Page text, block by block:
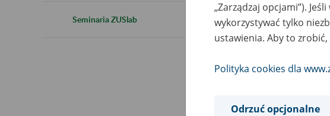
Seminaria ZUSlab
Skontaktuj się
oddziale ZUS.
„Zarządzaj opcjami”).
wykorzystywać tylko
ustawienia. Aby to
Polityka cookies dla
Odrzuć opcjonalne